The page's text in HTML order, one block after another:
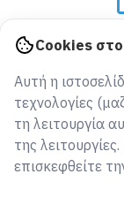
Cookies
Αυτή η
τεχνολογίες
τη λειτουργία
της
επισκεφθείτε